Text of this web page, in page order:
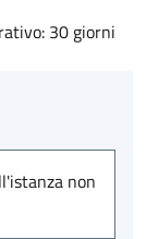
30 giorni
non